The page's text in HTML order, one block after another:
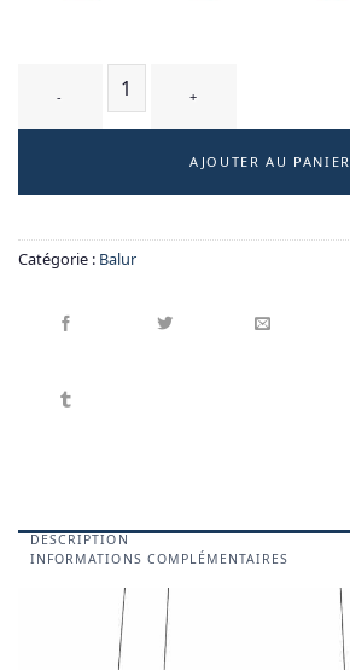
AJOUTER AU PANIER
Catégorie : Balur
DESCRIPTION
INFORMATIONS COMPLÉMENTAIRES